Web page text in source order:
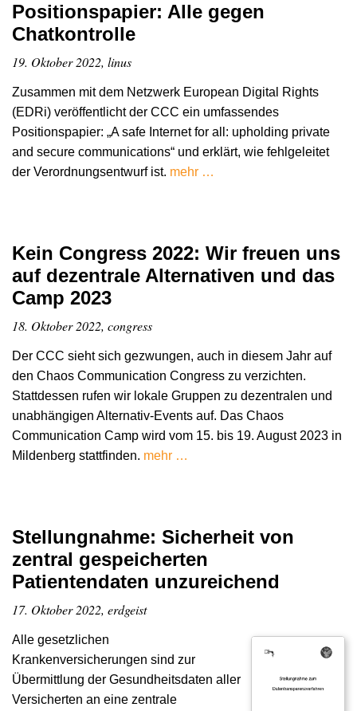
Positionspapier: Alle gegen
Chatkontrolle
19. Oktober 2022, linus
Zusammen mit dem Netzwerk European Digital Rights
(EDRi) veröffentlicht der CCC ein umfassendes
Positionspapier: „A safe Internet for all: upholding private
and secure communications“ und erklärt, wie fehlgeleitet
der Verordnungsentwurf ist. mehr …
Kein Congress 2022: Wir freuen uns
auf dezentrale Alternativen und das
Camp 2023
18. Oktober 2022, congress
Der CCC sieht sich gezwungen, auch in diesem Jahr auf
den Chaos Communication Congress zu verzichten.
Stattdessen rufen wir lokale Gruppen zu dezentralen und
unabhängigen Alternativ-Events auf. Das Chaos
Communication Camp wird vom 15. bis 19. August 2023 in
Mildenberg stattfinden. mehr …
Stellungnahme: Sicherheit von
zentral gespeicherten
Patientendaten unzureichend
17. Oktober 2022, erdgeist
Alle gesetzlichen
Krankenversicherungen sind zur
Übermittlung der Gesundheitsdaten aller
Versicherten an eine zentrale